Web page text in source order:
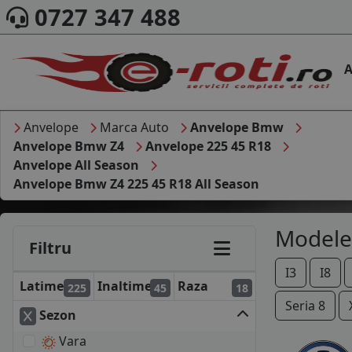
0727 347 488
Anvelope Marca Auto
Anvelope Bmw
Anvelope Bmw Z4
Anvelope 225 45 R18
Anvelope All Season
Anvelope Bmw Z4 225 45 R18 All Season
Filtru
Latime 225 Inaltime 45 Raza 18
Sezon
Vara
I3 I8
Seria 8